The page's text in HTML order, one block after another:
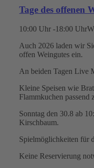
Tage des offenen
10:00 Uhr -18:00 Uhr
Auch 2026 laden wir
offen Weingutes ein.
An beiden Tagen Live
Kleine Speisen wie
Flammkuchen passend
Sonntag den 30.8 ab
Kirschbaum.
Spielmöglichkeiten für
Keine Reservierung